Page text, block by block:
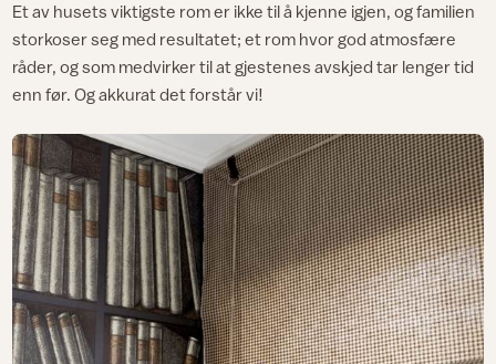
Et av husets viktigste rom er ikke til å kjenne igjen, og familien
storkoser seg med resultatet; et rom hvor god atmosfære
råder, og som medvirker til at gjestenes avskjed tar lenger tid
enn før. Og akkurat det forstår vi!